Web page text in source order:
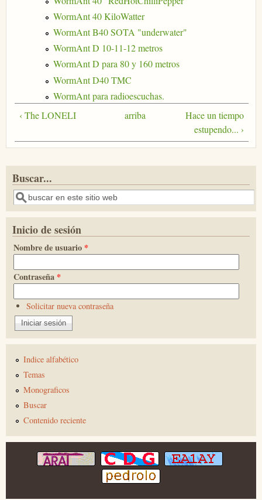
WormAnt 40 KiloWatter
WormAnt B40 SOTA "underwater"
WormAnt D 10-11-12 metros
WormAnt D para 80 y 160 metros
WormAnt D40 TMC
WormAnt para radioescuchas.
‹ The LONELI
arriba
Hace un tiempo
estupendo... ›
Buscar...
Buscar
Inicio de sesión
Nombre de usuario *
Contraseña *
Solicitar nueva contraseña
Indice alfabético
Temas
Monograficos
Buscar
Contenido reciente